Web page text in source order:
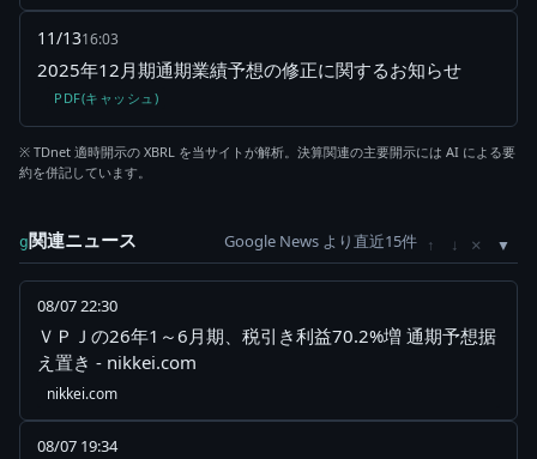
11/1316:03
2025年12月期通期業績予想の修正に関するお知らせ
PDF(キャッシュ)
※ TDnet 適時開示の XBRL を当サイトが解析。決算関連の主要開示には AI による要
約を併記しています。
g関連ニュース Google News より直近15件 ↑ ↓ ×
08/07 22:30
ＶＰＪの26年1～6月期、税引き利益70.2%増 通期予想据
え置き - nikkei.com
nikkei.com
08/07 19:34